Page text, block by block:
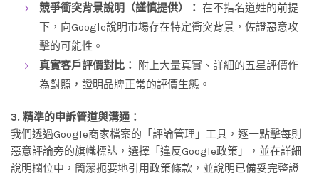
競爭衝突背景說明（謹慎提供）： 在不指名道姓的前提
下，向Google說明市場存在特定衝突背景，佐證惡意攻
擊的可能性。
真實客戶評價對比：
附上大量真實、詳細的五星評價作
為對照，證明品牌正常的評價生態。
3. 精準的申訴管道與溝通：
我們透過Google商家檔案的「評論管理」工具，逐一點擊每則
惡意評論旁的旗幟標誌，選擇「違反Google政策」，並在詳細
說明欄位中，簡潔扼要地引用政策條款，並說明已備妥完整證